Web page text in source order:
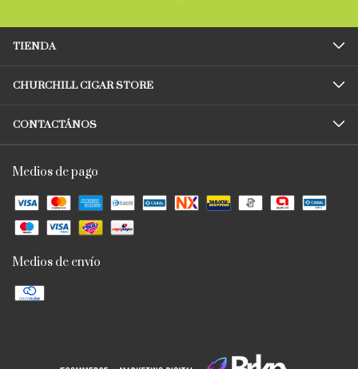
TIENDA
CHURCHILL CIGAR STORE
CONTACTÁNOS
Medios de pago
Medios de envío